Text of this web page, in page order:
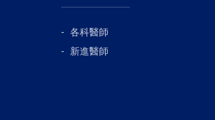
於腋下淋巴已轉移或腫瘤較大的病
術成為可能，根據目前文獻，Her-2
分及三陰性乳癌大於1公分，是非常適
)、標靶藥物 標靶治療主要是
基因的乳癌細胞的單株抗體藥物,第一
（Herceptin）的研發過程甚至被翻
各科醫師
新進醫師